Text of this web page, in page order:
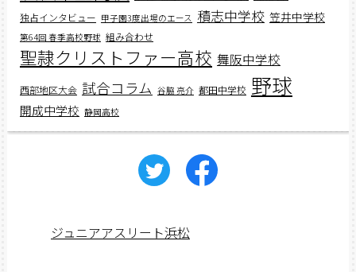
独占インタビュー 甲子園3度出場のエース 積志中学校 笠井中学校
第64回 春季高校野球 組み合わせ
聖隷クリストファー高校 舞阪中学校
西部地区大会 試合コラム 谷脇 亮介 都田中学校 野球
開成中学校 静岡高校
ジュニアアスリート浜松